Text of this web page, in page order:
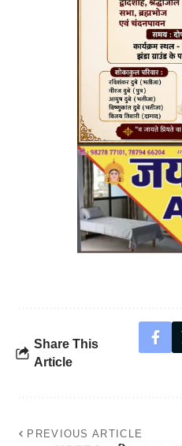
Share This
Article
PREVIOUS ARTICLE